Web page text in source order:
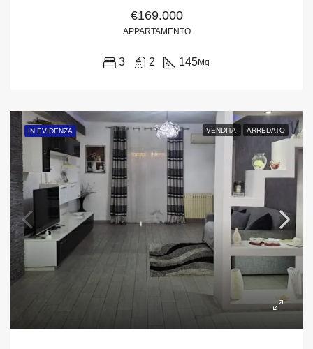
€169.000
APPARTAMENTO
3 2 145Mq
IN EVIDENZA VENDITA ARREDATO